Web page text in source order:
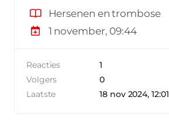
Hersenen en trombose
1 november, 09:44
Reacties
1
Volgers
0
Laatste
18 nov 2024, 12:01